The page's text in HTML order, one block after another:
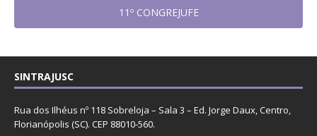
11º CONGREJUFE
SINTRAJUSC
Rua dos Ilhéus nº 118 Sobreloja – Sala 3 – Ed. Jorge Daux, Centro,
Florianópolis (SC). CEP 88010-560.